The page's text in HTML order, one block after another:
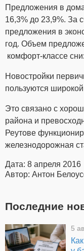
Предложения в
16,3% до 23,9%. За
предложения в
год. Объем
комфорт-классе
Новостройки
пользуются
Это связано с
района и
Реутове
железнодорожная
Дата: 8 апреля 2016
Автор: Антон
Последние
5